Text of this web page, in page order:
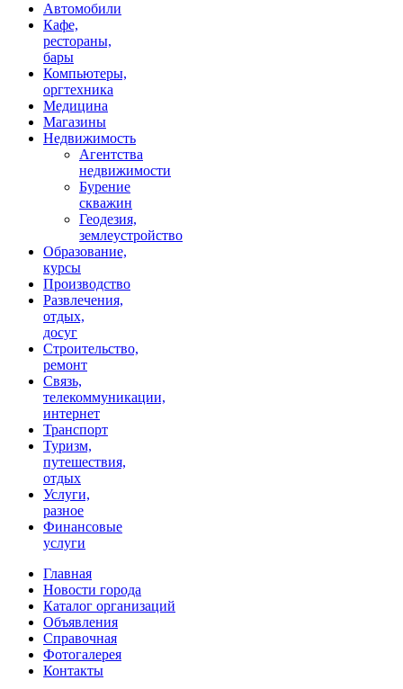
Автомобили
Кафе,
рестораны,
бары
Компьютеры,
оргтехника
Медицина
Магазины
Недвижимость
Агентства
недвижимости
Бурение
скважин
Геодезия,
землеустройство
Образование,
курсы
Производство
Развлечения,
отдых,
досуг
Строительство,
ремонт
Связь,
телекоммуникации,
интернет
Транспорт
Туризм,
путешествия,
отдых
Услуги,
разное
Финансовые
услуги
Главная
Новости города
Каталог организаций
Объявления
Справочная
Фотогалерея
Контакты